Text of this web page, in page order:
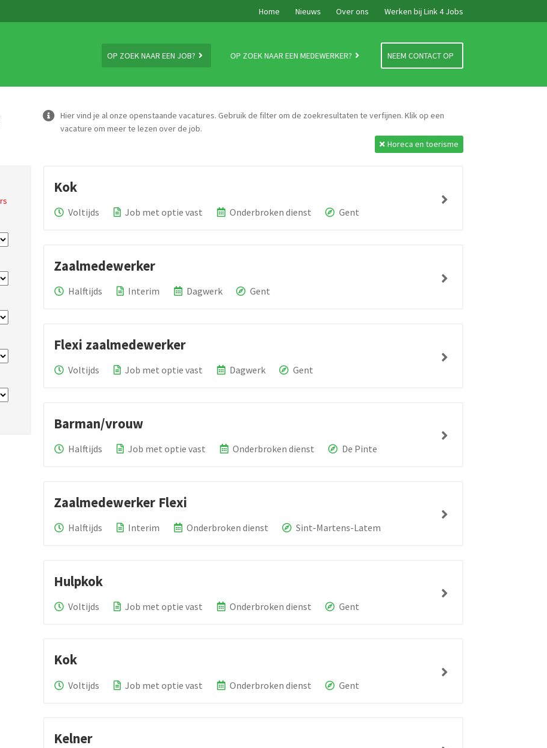
Home Nieuws Over ons Werken bij Link 4 Jobs
OP ZOEK NAAR EEN JOB? OP ZOEK NAAR EEN MEDEWERKER? NEEM CONTACT OP
Hier vind je al onze openstaande vacatures. Gebruik de filter om de zoekresultaten te verfijnen. Klik op een
vacature om meer te lezen over de job.
Horeca en toerisme
Kok
Voltijds Job met optie vast Onderbroken dienst Gent
Zaalmedewerker
Halftijds Interim Dagwerk Gent
Flexi zaalmedewerker
Voltijds Job met optie vast Dagwerk Gent
Barman/vrouw
Halftijds Job met optie vast Onderbroken dienst De Pinte
Zaalmedewerker Flexi
Halftijds Interim Onderbroken dienst Sint-Martens-Latem
Hulpkok
Voltijds Job met optie vast Onderbroken dienst Gent
Kok
Voltijds Job met optie vast Onderbroken dienst Gent
Kelner